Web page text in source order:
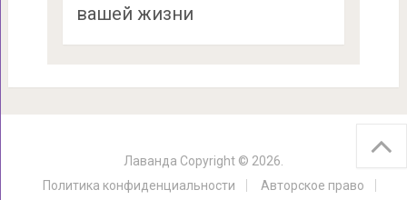
вашей жизни
Лаванда Copyright © 2026.
Политика конфиденциальности
Авторское право